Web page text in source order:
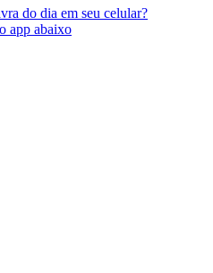
do dia em seu celular?
app abaixo